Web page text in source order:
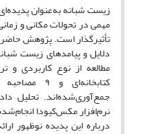
زیست شبانه به‌عنوان
مهمی در تحولات مکانی و
تأثیرگذار است. پژوهش
دلایل و پیامدهای زیست
مطالعه از نوع کاربردی و
جمع‌آوری‌شده‌اند. تحلیل
نرم‌افزار مکس‌کیودا
درباره این پدیده نوظهور